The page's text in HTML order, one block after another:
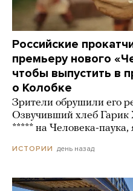
Российские
премьеру нового
чтобы выпустить в
о Колобке
Зрители обрушили его
Озвучивший хлеб Гарик
***** на Человека-
ИСТОРИИ день назад